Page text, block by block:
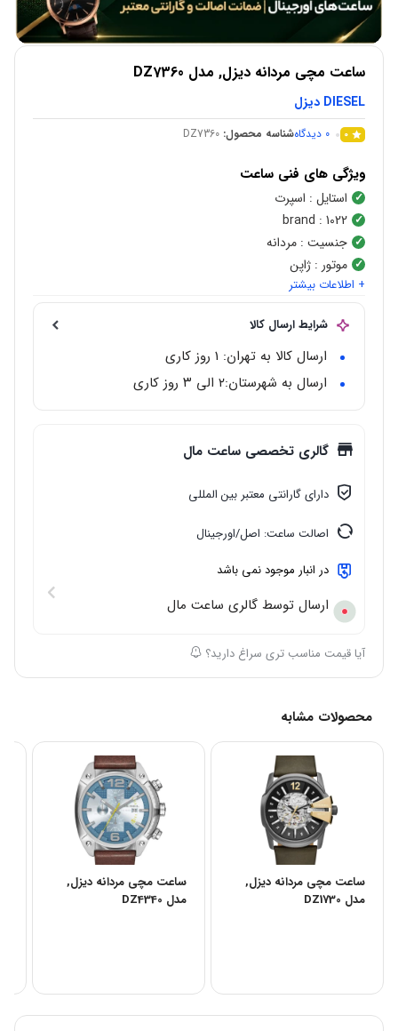
ساعت مچی مردانه دیزل, مدل DZ7360
DIESEL دیزل
0
0 دیدگاهشناسه محصول: DZ7360
ویژگی های فنی ساعت
استایل : اسپرت
brand : 1022
جنسیت : مردانه
موتور : ژاپن
شکل قاب:گرد
رنگ صفحه: خاکستری
جنس قاب :استیل ضد زنگ
محدوده عرض قاب
: 40 میلی متر
+ اطلاعات بیشتر
شرایط ارسال کالا
ارسال کالا به تهران: 1 روز کاری
ارسال به شهرستان:‌۲ الی ۳ روز کاری
گالری تخصصی ساعت مال
دارای گارانتی معتبر بین المللی
اصالت ساعت: اصل/اورجینال
در انبار موجود نمی باشد
ارسال توسط گالری ساعت مال
آیا قیمت مناسب تری سراغ دارید؟
محصولات مشابه
ساعت مچی مردانه دیزل,
مدل DZ1730
ساعت مچی مردانه دیزل,
مدل DZ4340